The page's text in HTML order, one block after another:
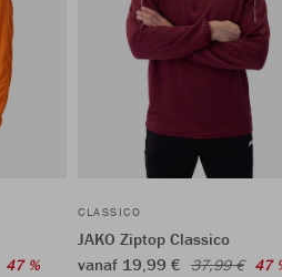
47 %
CLASSICO
JAKO Ziptop Classico
vanaf 19,99 € 37,99 € 47